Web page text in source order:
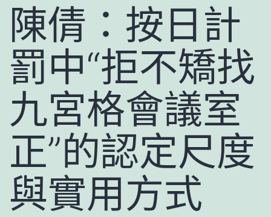
陳倩：按日計
罰中“拒不矯找
九宮格會議室
正”的認定尺度
與實用方式